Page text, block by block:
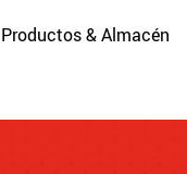
Productos & Almacén